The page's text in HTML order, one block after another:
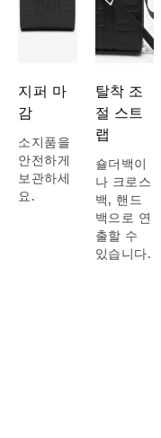
지퍼 마
감
소지품을
안전하게
보관하세
요.
탈착 조
절 스트
랩
숄더백이
나 크로스
백, 핸드
백으로 연
출할 수
있습니다.